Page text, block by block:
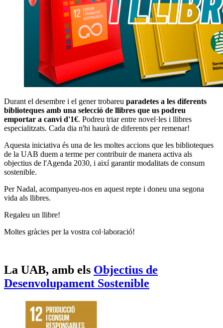
Durant el desembre i el gener trobareu paradetes a les diferents
biblioteques amb una selecció de llibres que us podreu
emportar a canvi d'1€. Podreu triar entre novel·les i llibres
especialitzats. Cada dia n'hi haurà de diferents per remenar!
Aquesta iniciativa és una de les moltes accions que les biblioteques
de la UAB duem a terme per contribuir de manera activa als
objectius de l'Agenda 2030, i així garantir modalitats de consum
sostenible.
Per Nadal, acompanyeu-nos en aquest repte i doneu una segona
vida als llibres.
Regaleu un llibre!
Moltes gràcies per la vostra col·laboració!
La UAB, amb els Objectius de
Desenvolupament Sostenible